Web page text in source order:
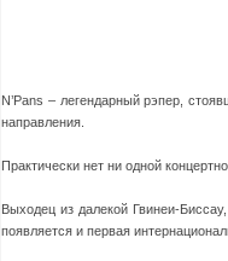
N’Pans – легендарный рэпер,
направления.
Практически нет ни одной
Выходец из далекой Гвинеи-
появляется и первая